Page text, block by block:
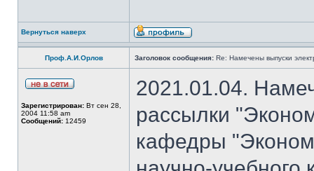
Вернуться наверх
Проф.А.И.Орлов Заголовок сообщения: Re: Намечены выпуски
Зарегистрирован: Вт сен 28,
2004 11:58 am
Сообщений: 12459
2021.01.04.
рассылки
кафедры